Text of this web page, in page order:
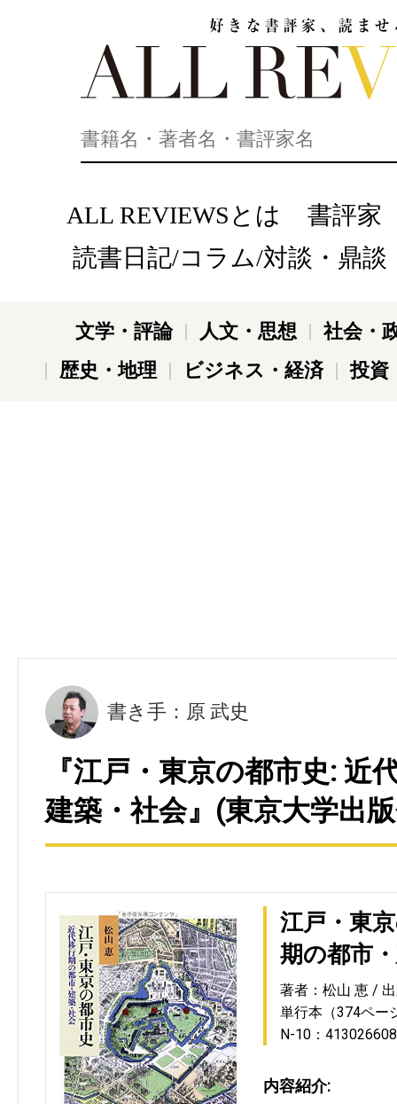
ALL REVIEWSとは
書評家
読書日記/コラム/対談・鼎談
文学・評論 人文・思想
社会・
歴史・地理
ビジネス・経済 投資
書き手：原 武史
『江戸・東京の都市史: 近
建築・社会』(東京大学出
江戸・東
期の都市
著者：松山 恵
単行本（374ペー
N-10：
内容紹介: